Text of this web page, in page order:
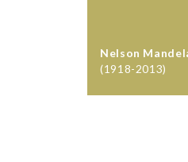
Nelson
(1918-2013)